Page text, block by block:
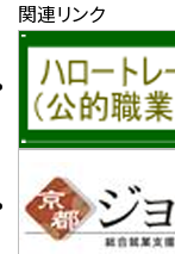
関連リンク